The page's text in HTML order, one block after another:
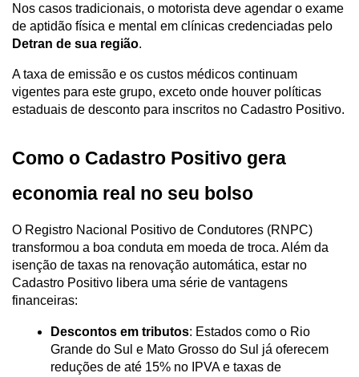
Nos casos tradicionais, o motorista deve agendar o exame
Detran de sua região.
A taxa de emissão e os custos médicos continuam
vigentes para este grupo, exceto onde houver políticas
estaduais de desconto para inscritos no Cadastro Positivo.
Como o Cadastro Positivo gera
economia real no seu bolso
O Registro Nacional Positivo de Condutores (RNPC)
transformou a boa conduta em moeda de troca. Além da
isenção de taxas na renovação automática, estar no
Cadastro Positivo libera uma série de vantagens
financeiras:
Descontos em tributos: Estados como o Rio
Grande do Sul e Mato Grosso do Sul já oferecem
reduções de até 15% no IPVA e taxas de